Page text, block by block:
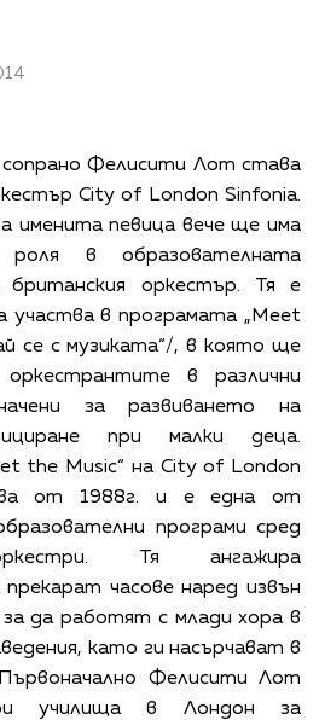
сопрано Фелисити Лот става
City of London Sinfonia.
именита певица вече ще има
роля в образователната
британския оркестър. Тя е
участва в програмата „Meet
се с музиката“/, в която ще
в различни
за развиването на
при малки деца.
the Music“ на City of London
от 1988г. и е една от
програми сред
Тя ангажира
часове наред извън
да работят с млади хора в
като ги насърчават в
Фелисити Лот
училища в Лондон за